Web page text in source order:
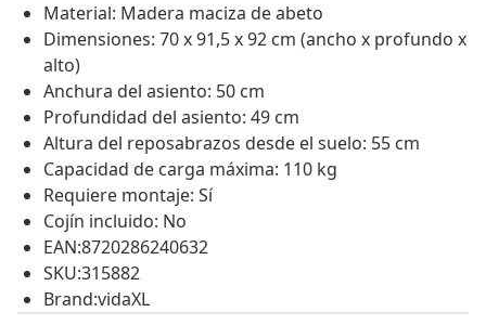
Material: Madera maciza de abeto
Dimensiones: 70 x 91,5 x 92 cm (ancho x profundo x
alto)
Anchura del asiento: 50 cm
Profundidad del asiento: 49 cm
Altura del reposabrazos desde el suelo: 55 cm
Capacidad de carga máxima: 110 kg
Requiere montaje: Sí
Cojín incluido: No
EAN:8720286240632
SKU:315882
Brand:vidaXL